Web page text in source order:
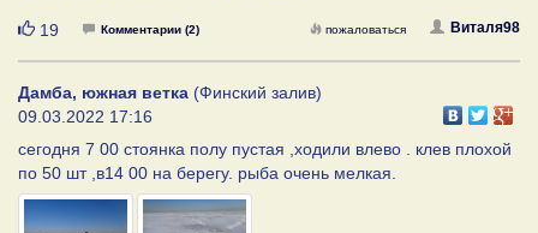
Нравится
19 Комментарии (2) Виталя98
пожаловаться
Дамба, южная ветка (Финский залив)
09.03.2022 17:16
сегодня 7 00 стоянка полу пустая ,ходили влево . клев плохой
по 50 шт ,в14 00 на берегу. рыба очень мелкая.